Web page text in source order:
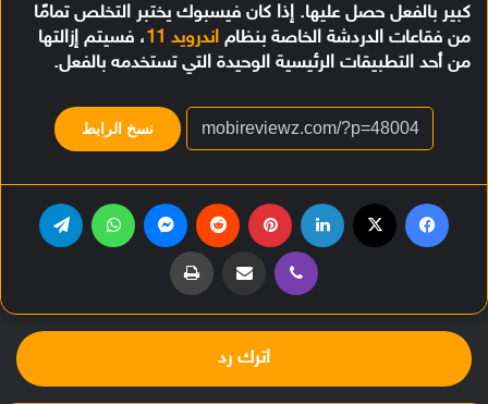
كبير بالفعل حصل عليها. إذا كان فيسبوك يختبر التخلص تمامًا
من فقاعات الدردشة الخاصة بنظام اندرويد 11
، فسيتم إزالتها
من أحد التطبيقات الرئيسية الوحيدة التي تستخدمه بالفعل.
نسخ الرابط
ڤايبر مشاركة عبر البريد طباعة
اترك رد